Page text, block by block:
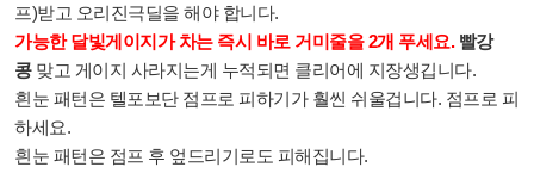
프)받고 오리진극딜을 해야 합니다.
가능한 달빛게이지가 차는 즉시 바로 거미줄을 2개 푸세요. 빨강
콩맞고 게이지 사라지는게 누적되면 클리어에 지장생깁니다.
흰눈 패턴은 텔포보단 점프로 피하기가 훨씬 쉬울겁니다. 점프로 피
하세요.
흰눈 패턴은 점프 후 엎드리기로도 피해집니다.